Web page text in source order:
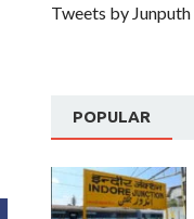
Tweets by Junputh
POPULAR